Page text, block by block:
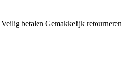
Veilig betalen Gemakkelijk retourneren